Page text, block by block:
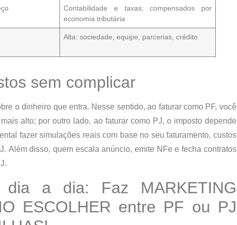
Contabilidade e taxas; compensados por
economia tributária
Alta: sociedade, equipe, parcerias, crédito
sem complicar
o dinheiro que entra. Nesse sentido, ao faturar como PF, você
alto; por outro lado, ao faturar como PJ, o imposto depende
fazer simulações reais com base no seu faturamento, custos
Além disso, quem escala anúncio, emite NFe e fecha contratos
a dia: Faz MARKETING
ESCOLHER entre PF ou PJ